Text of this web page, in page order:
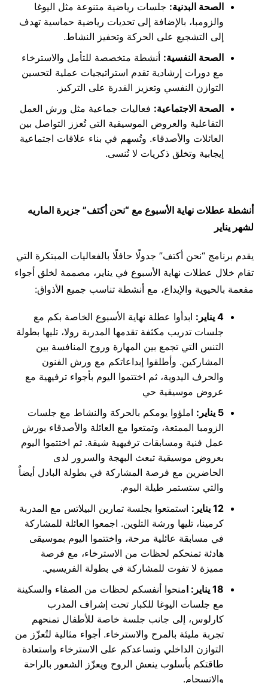
الصحة البدنية: جلسات رياضية متنوعة مثل اليوغا
والزومبا، بالإضافة إلى تحديات رياضية حماسية تهدف
إلى التشجيع على الحركة وتحفيز النشاط.
الصحة النفسية: أنشطة متخصصة للتأمل والاسترخاء
مع دورات إرشادية تقدم استراتيجيات عملية لتحسين
التوازن النفسي وتعزيز القدرة على التركيز.
الصحة الاجتماعية: فعاليات جماعية مثل ورش العمل
التفاعلية والعروض الموسيقية التي تُعزز التواصل بين
العائلات والأصدقاء. وتُسهم في بناء علاقات اجتماعية
إيجابية وتخلق ذكريات لا تُنسى.
أنشطة عطلات نهاية الأسبوع مع “نحن أكتف” جزيرة الماريه
لشهر يناير
يقدم برنامج “نحن أكتف” جدولًا حافلًا بالفعاليات المبتكرة التي
تقام خلال عطلات نهاية الأسبوع في يناير، مصممة لخلق أجواء
مفعمة بالحيوية والإبداع، مع أنشطة تناسب جميع الأذواق:
4 يناير:
ابدأوا عطلة نهاية الأسبوع الخاصة بكم مع
جلسات تدريب مكثفة تقدمها المدربة رولا، تليها بطولة
التنس التي تجمع بين المهارة وروح المنافسة بين
المشاركين. وأطلقوا إبداعاتكم مع ورش الفنون
والحرف اليدوية، ثم اختتموا اليوم بأجواء ترفيهية مع
عروض موسيقية حي
5 يناير:
املؤوا يومكم بالحركة والنشاط مع جلسات
الزومبا الممتعة، وتمتعوا مع العائلة والأصدقاء بورش
عمل فنية ومسابقات ترفيهية شيقة. ثم اختتموا اليوم
بعروض موسيقية تبعث البهجة والسرور لدى
الحاضرين مع فرصة المشاركة في بطولة البادل أيضاٌ
والتي ستستمر طيلة اليوم.
12 يناير:
استمتعوا بجلسة تمارين البيلاتس مع المدربة
كرمينا، تليها ورشة التلوين. اجمعوا العائلة للمشاركة
في مسابقة عائلية مرحة، واختتموا اليوم بموسيقى
هادئة تمنحكم لحظات من الاسترخاء، مع فرصة
مميزة لا تفوت للمشاركة في بطولة الفريسبي.
18 يناير: ا
منحوا أنفسكم لحظات من الصفاء والسكينة
مع جلسات اليوغا للكبار تحت إشراف المدرب
كارلوس، إلى جانب جلسة خاصة للأطفال تمنحهم
تجربة مليئة بالمرح والاسترخاء. أجواء مثالية لتُعزّز من
التوازن الداخلي وتساعدكم على الاسترخاء واستعادة
طاقتكم بأسلوب ينعش الروح ويعزّز الشعور بالراحة
والانسجام.